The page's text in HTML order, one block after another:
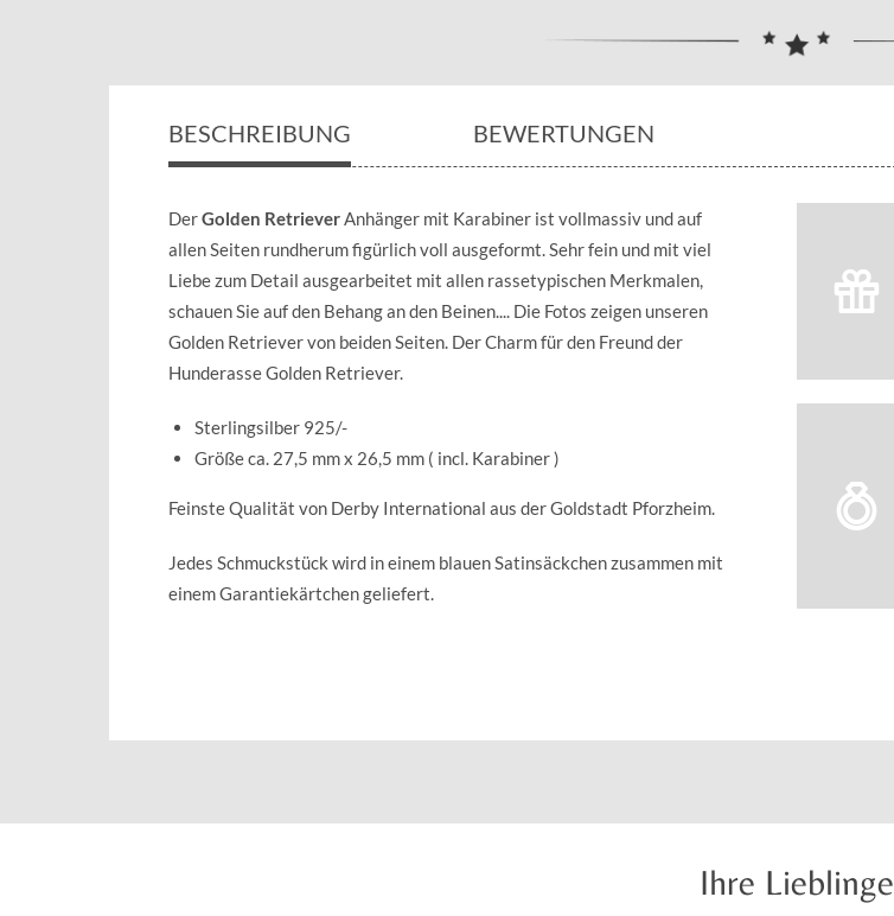
BESCHREIBUNG BEWERTUNGEN
DerGolden Retriever Anhänger mit Karabiner ist vollmassiv und auf
allen Seiten rundherum figürlich voll ausgeformt. Sehr fein und mit viel
Liebe zum Detail ausgearbeitet mit allen rassetypischen Merkmalen,
schauen Sie auf den Behang an den Beinen.... Die Fotos zeigen unseren
Golden Retriever von beiden Seiten. Der Charm für den Freund der
Hunderasse Golden Retriever.
Sterlingsilber 925/-
Größe ca. 27,5 mm x 26,5 mm ( incl. Karabiner )
Feinste Qualität von Derby International aus der Goldstadt Pforzheim.
Jedes Schmuckstück wird in einem blauen Satinsäckchen zusammen mit
einem Garantiekärtchen geliefert.
Ihre Lieblinge